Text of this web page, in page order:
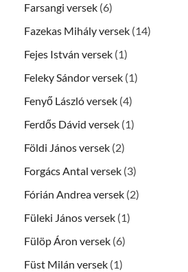
Farsangi versek (6)
Fazekas Mihály versek (14)
Fejes István versek (1)
Feleky Sándor versek (1)
Fenyő László versek (4)
Ferdős Dávid versek (1)
Földi János versek (2)
Forgács Antal versek (3)
Fórián Andrea versek (2)
Füleki János versek (1)
Fülöp Áron versek (6)
Füst Milán versek (1)